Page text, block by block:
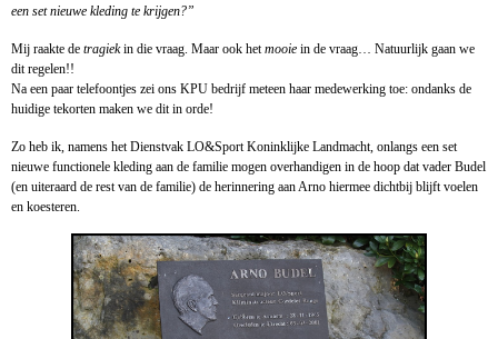
een set nieuwe kleding te krijgen?”
Mij raakte de tragiekin die vraag. Maar ook hetmooie in de vraag… Natuurlijk gaan we
dit regelen!!
Na een paar telefoontjes zei ons KPU bedrijf meteen haar medewerking toe: ondanks de
huidige tekorten maken we dit in orde!
Zo heb ik, namens het Dienstvak LO&Sport Koninklijke Landmacht, onlangs een set
nieuwe functionele kleding aan de familie mogen overhandigen in de hoop dat vader Budel
(en uiteraard de rest van de familie) de herinnering aan Arno hiermee dichtbij blijft voelen
en koesteren.